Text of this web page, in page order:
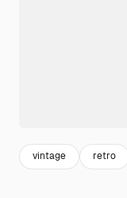
vintage retro